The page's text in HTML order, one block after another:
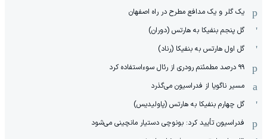
یک گلر و یک مدافع مطرح در راه اصفهان
گل پنجم بنفیکا به هارتس (دوران)
گل اول هارتس به بنفیکا (رناد)
۹۹ درصد مطمئنم رودری از رئال سوءاستفاده کرد
مسیر ناگویا از فدراسیون می‌گذرد
گل چهارم بنفیکا به هارتس (پاولیدیس)
فدراسیون تأیید کرد: بونوچی دستیار مانچینی می‌شود